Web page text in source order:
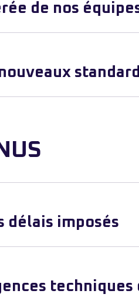
de nos
délais imposés